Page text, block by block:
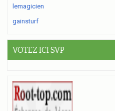
lemagicien
gainsturf
VOTEZ ICI SVP